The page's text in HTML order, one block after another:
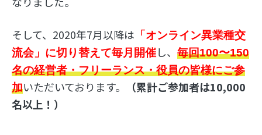
そして、2020年7月以降は 「オンライン異業種交
流会」に切り替えて毎月開催し、 毎回100〜150
名の経営者・フリーランス・役員の皆様にご参
加いただいております。
（累計ご参加者は10,000
名以上！）